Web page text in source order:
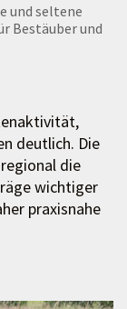
und seltene
Bestäuber und
deutlich. Die
die
wichtiger
praxisnahe